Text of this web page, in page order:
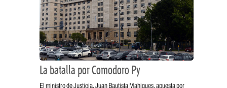
La batalla por Comodoro Py
El ministro de Justicia, Juan Bautista Mahiques, apuesta por